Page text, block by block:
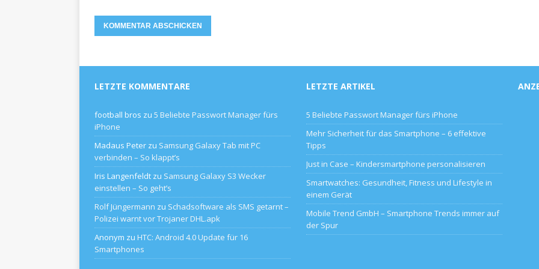
LETZTE KOMMENTARE
football bros zu 5 Beliebte Passwort Manager fürs
iPhone
Madaus Peter zu Samsung Galaxy Tab mit PC
verbinden – So klappt’s
Iris Langenfeldt zu Samsung Galaxy S3 Wecker
einstellen – So geht’s
Rolf Jüngermann zu Schadsoftware als SMS getarnt –
Polizei warnt vor Trojaner DHL.apk
Anonym zu HTC: Android 4.0 Update für 16
Smartphones
LETZTE ARTIKEL
5 Beliebte Passwort Manager fürs iPhone
Mehr Sicherheit für das Smartphone – 6 effektive
Tipps
Just in Case – Kindersmartphone personalisieren
Smartwatches: Gesundheit, Fitness und Lifestyle in
einem Gerät
Mobile Trend GmbH – Smartphone Trends immer auf
der Spur